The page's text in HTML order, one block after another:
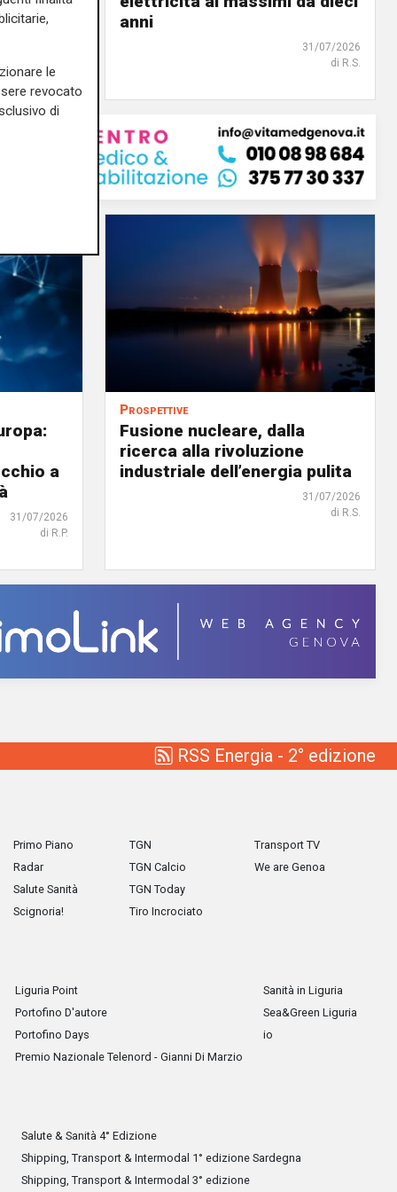
02/08/2026
anni
31/07/2026
di R.S.
a
31/07/2026
di R.P.
Prospettive
Fusione nucleare, dalla
ricerca alla rivoluzione
industriale dell’energia pulita
31/07/2026
di R.S.
RSS Energia - 2° edizione
Primo Piano
Radar
Salute Sanità
Scignoria!
TGN
TGN Calcio
TGN Today
Tiro Incrociato
Transport TV
We are Genoa
Liguria Point
Portofino D'autore
Portofino Days
Premio Nazionale Telenord - Gianni Di Marzio
Sanità in Liguria
Sea&Green Liguria
io
Salute & Sanità 4° Edizione
Shipping, Transport & Intermodal 1° edizione Sardegna
Shipping, Transport & Intermodal 3° edizione
le
revocato
di